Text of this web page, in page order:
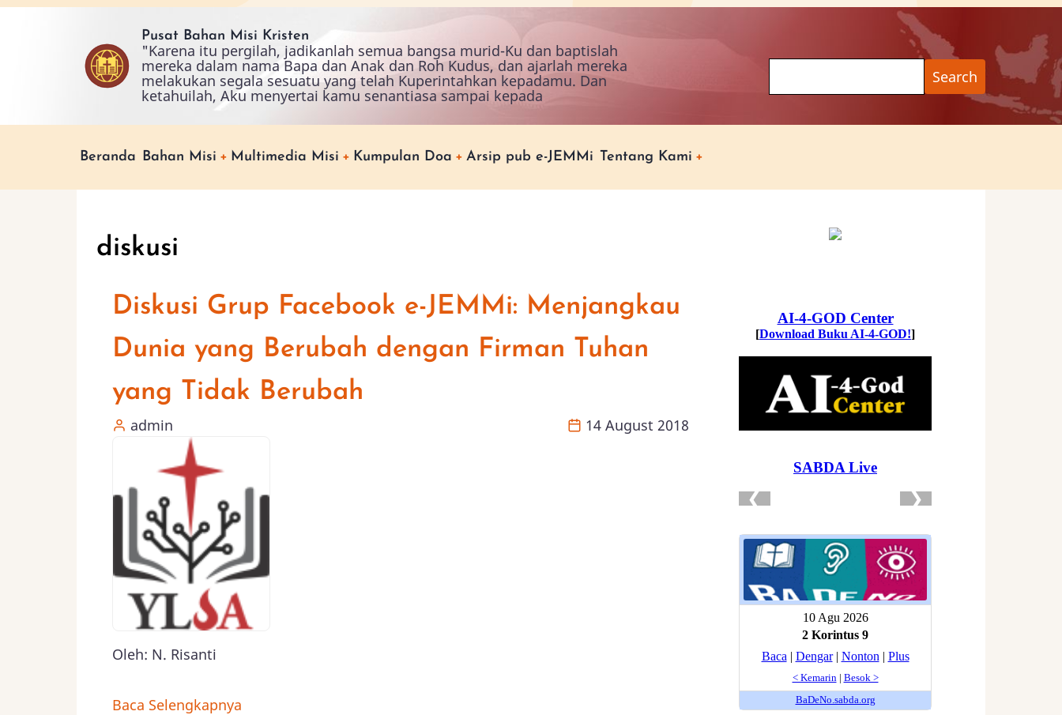
Skip
Pusat Bahan Misi Kristen
"Karena itu pergilah, jadikanlah semua bangsa murid-Ku dan baptislah
mereka dalam nama Bapa dan Anak dan Roh Kudus, dan ajarlah mereka
melakukan segala sesuatu yang telah Kuperintahkan kepadamu. Dan
ketahuilah, Aku menyertai kamu senantiasa sampai kepada
Main
Beranda Bahan Misi Multimedia Misi Kumpulan Doa Arsip pub e-JEMMi Tentang Kami
diskusi
Diskusi Grup Facebook e-JEMMi: Menjangkau
Dunia yang Berubah dengan Firman Tuhan
yang Tidak Berubah
admin 14 August 2018
Oleh: N. Risanti
Baca Selengkapnya